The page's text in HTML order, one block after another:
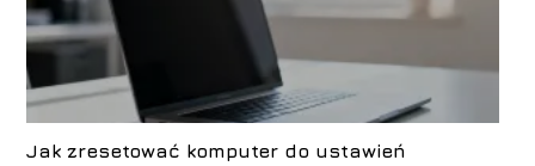
Jak zresetować komputer do ustawień